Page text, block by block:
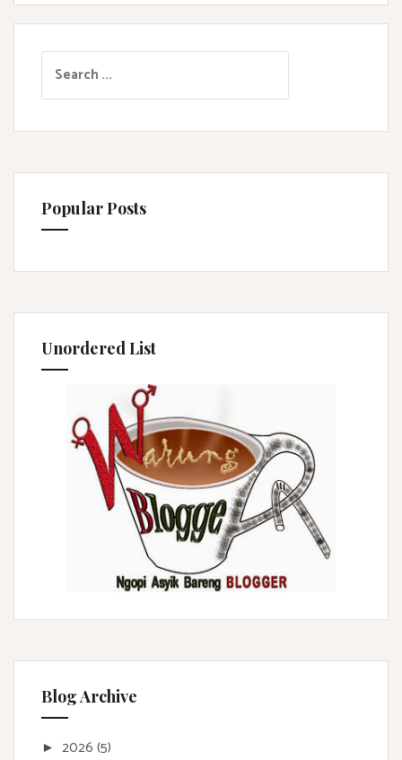
a
r
h
o
r
Popular Posts
Unordered List
Blog Archive
► 2026 (5)